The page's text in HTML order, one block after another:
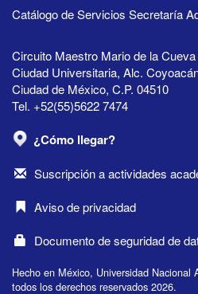
Catálogo de Servicios Secretaría
Circuito Maestro Mario de la
Ciudad Universitaria, Alc.
Ciudad de México, C.P. 04510
Tel. +52(55)5622 7474
¿Cómo llegar?
Suscripción a actividades
Aviso de privacidad
Documento de seguridad de
Hecho en México, Universidad Nacional
todos los derechos reservados 2026.